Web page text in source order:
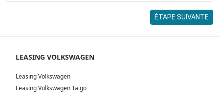
ÉTAPE SUIVANTE
LEASING VOLKSWAGEN
Leasing Volkswagen
Leasing Volkswagen Taigo